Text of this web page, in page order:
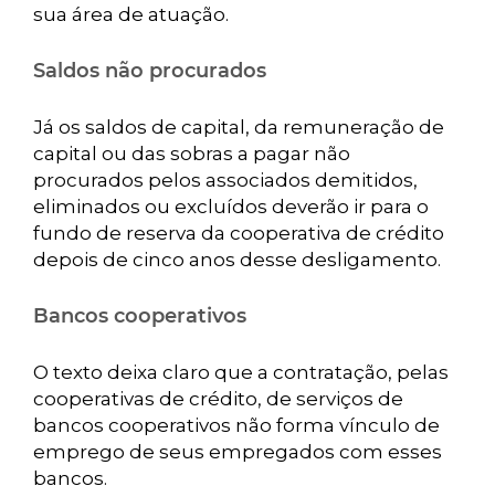
sua área de atuação.
Saldos não procurados
Já os saldos de capital, da remuneração de
capital ou das sobras a pagar não
procurados pelos associados demitidos,
eliminados ou excluídos deverão ir para o
fundo de reserva da cooperativa de crédito
depois de cinco anos desse desligamento.
Bancos cooperativos
O texto deixa claro que a contratação, pelas
cooperativas de crédito, de serviços de
bancos cooperativos não forma vínculo de
emprego de seus empregados com esses
bancos.